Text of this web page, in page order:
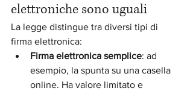
elettroniche sono uguali
La legge distingue tra diversi tipi di
firma elettronica:
Firma elettronica semplice: ad
esempio, la spunta su una casella
online. Ha valore limitato e